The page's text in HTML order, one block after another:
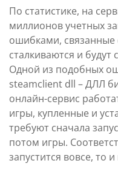
По статистике, на
миллионов учетных
ошибками, связанные
сталкиваются и будут
Одной из подобных
steamclient dll – ДЛЛ
онлайн-сервис
игры, купленные и
требуют сначала
потом игры.
запустится вовсе, то